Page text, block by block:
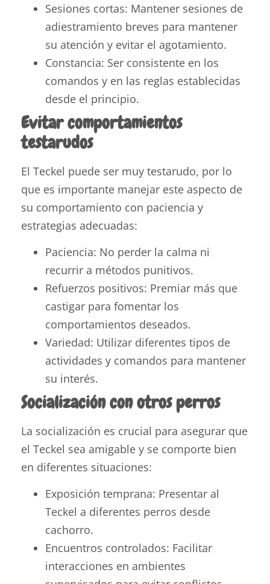
Sesiones cortas: Mantener sesiones de
adiestramiento breves para mantener
su atención y evitar el agotamiento.
Constancia: Ser consistente en los
comandos y en las reglas establecidas
desde el principio.
Evitar comportamientos
testarudos
El Teckel puede ser muy testarudo, por lo
que es importante manejar este aspecto de
su comportamiento con paciencia y
estrategias adecuadas:
Paciencia: No perder la calma ni
recurrir a métodos punitivos.
Refuerzos positivos: Premiar más que
castigar para fomentar los
comportamientos deseados.
Variedad: Utilizar diferentes tipos de
actividades y comandos para mantener
su interés.
Socialización con otros perros
La socialización es crucial para asegurar que
el Teckel sea amigable y se comporte bien
en diferentes situaciones:
Exposición temprana: Presentar al
Teckel a diferentes perros desde
cachorro.
Encuentros controlados: Facilitar
interacciones en ambientes